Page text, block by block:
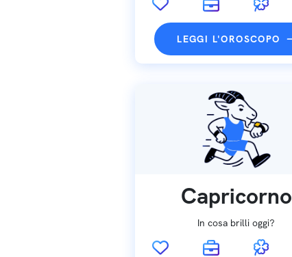
LEGGI L'OROSCOPO
Capricorno
In cosa brilli oggi?